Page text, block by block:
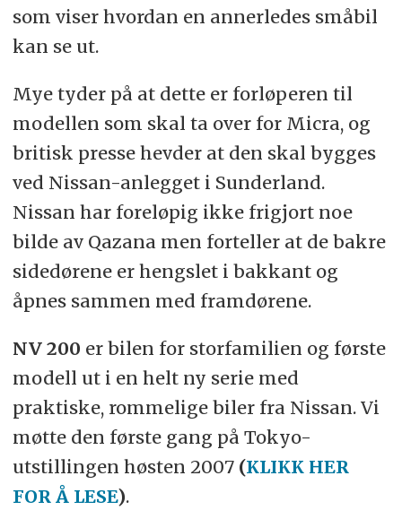
som viser hvordan en annerledes småbil
kan se ut.
Mye tyder på at dette er forløperen til
modellen som skal ta over for Micra, og
britisk presse hevder at den skal bygges
ved Nissan-anlegget i Sunderland.
Nissan har foreløpig ikke frigjort noe
bilde av Qazana men forteller at de bakre
sidedørene er hengslet i bakkant og
åpnes sammen med framdørene.
NV 200 er bilen for storfamilien og første
modell ut i en helt ny serie med
praktiske, rommelige biler fra Nissan. Vi
møtte den første gang på Tokyo-
utstillingen høsten 2007 (KLIKK HER
FOR Å LESE).